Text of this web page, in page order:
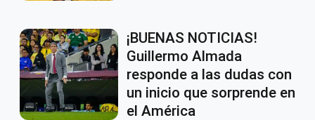
¡BUENAS NOTICIAS!
Guillermo Almada
responde a las dudas con
un inicio que sorprende en
el América